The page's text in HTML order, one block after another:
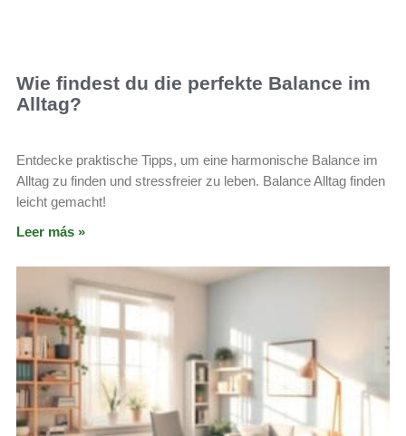
Wie findest du die perfekte Balance im
Alltag?
Entdecke praktische Tipps, um eine harmonische Balance im
Alltag zu finden und stressfreier zu leben. Balance Alltag finden
leicht gemacht!
Leer más »